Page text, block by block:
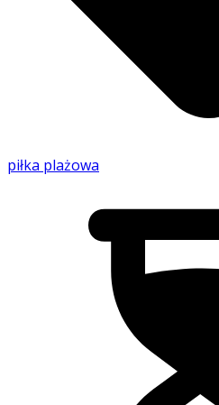
piłka plażowa